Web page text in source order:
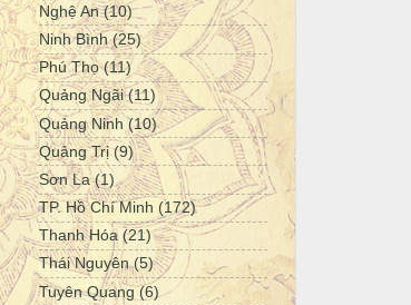
Nghệ An (10)
Ninh Bình (25)
Phú Thọ (11)
Quảng Ngãi (11)
Quảng Ninh (10)
Quảng Trị (9)
Sơn La (1)
TP. Hồ Chí Minh (172)
Thanh Hóa (21)
Thái Nguyên (5)
Tuyên Quang (6)